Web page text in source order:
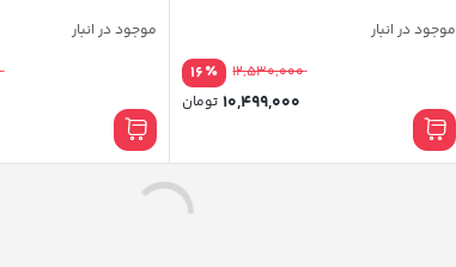
موجود در انبار
٪16
12,530,000
تومان
موجود در انبار
4,750,000